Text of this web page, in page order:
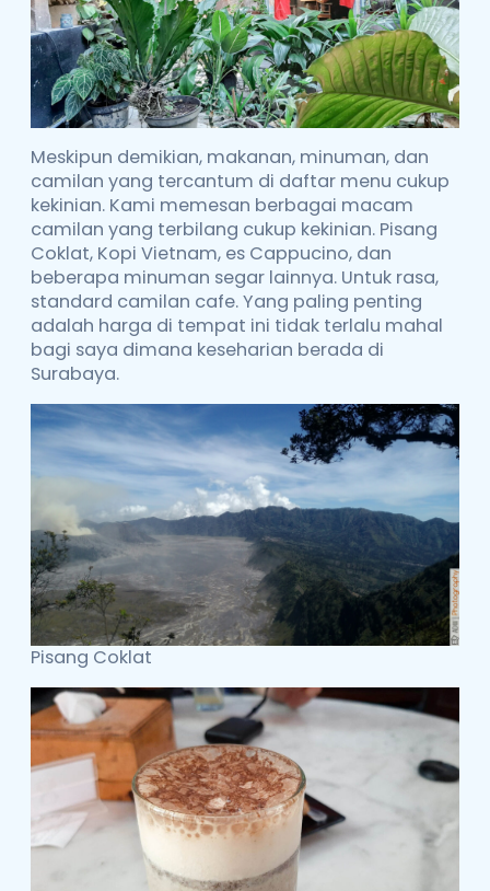
Meskipun demikian, makanan, minuman, dan
camilan yang tercantum di daftar menu cukup
kekinian. Kami memesan berbagai macam
camilan yang terbilang cukup kekinian. Pisang
Coklat, Kopi Vietnam, es Cappucino, dan
beberapa minuman segar lainnya. Untuk rasa,
standard camilan cafe. Yang paling penting
adalah harga di tempat ini tidak terlalu mahal
bagi saya dimana keseharian berada di
Surabaya.
Pisang Coklat